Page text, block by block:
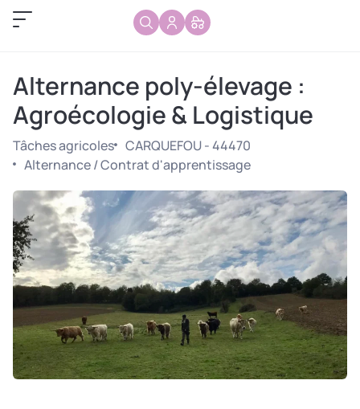
Alternance poly-élevage :
Agroécologie & Logistique
Tâches agricoles
CARQUEFOU - 44470
Alternance / Contrat d'apprentissage